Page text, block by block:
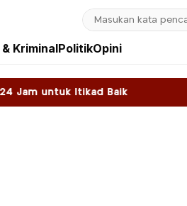
KriminalPolitikOpini
Diduga